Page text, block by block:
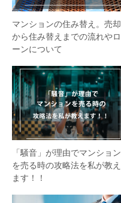
マンションの住み替え。売却
から住み替えまでの流れやロ
ーンについて
「騒音」が理由でマンション
を売る時の攻略法を私が教え
ます！！